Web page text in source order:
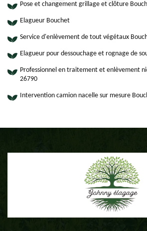
Pose et changement grillage et clôture
Elagueur Bouchet
Service d'enlèvement de tout végétaux
Elagueur pour dessouchage et rognage de
Professionnel en traitement et enlèvement
26790
Intervention camion nacelle sur mesure